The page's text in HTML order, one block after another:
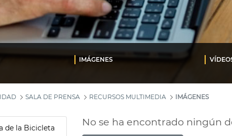
IMÁGENES
SALA DE PRENSA RECURSOS MULTIMEDIA IMÁGENES
de la Bicicleta No se ha encontrado ningún